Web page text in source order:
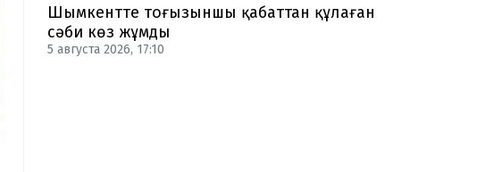
Шымкентте тоғызыншы қабаттан құлаған
сәби көз жұмды
5 августа 2026, 17:10